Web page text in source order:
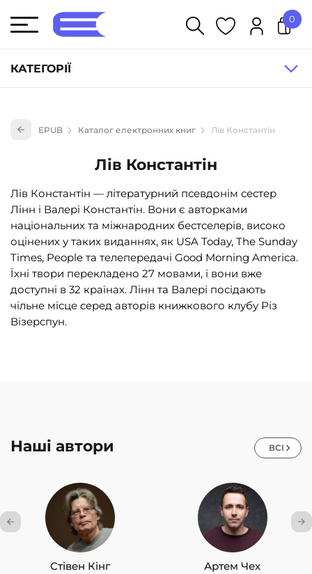
КАТЕГОРІЇ
Книги для дітей (836)
Книги для підлітків (240)
Навчальна література та посібники (527)
Енциклопедії, довідники, словники (55)
Подарункові сертифікати (1)
0
EPUB Каталог електронних книг Лів Константін
Лів Константін
Лів Константін — літературний псевдонім сестер
Лінн і Валері Константін. Вони є авторками
національних та міжнародних бестселерів, високо
оцінених у таких виданнях, як USA Today, The Sunday
Times, People та телепередачі Good Morning America.
Їхні твори перекладено 27 мовами, і вони вже
доступні в 32 країнах. Лінн та Валері посідають
чільне місце серед авторів книжкового клубу Різ
Візерспун.
Наші автори ВСІ
Стівен Кінг Артем Чех